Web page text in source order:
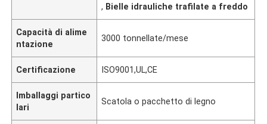
, Bielle idrauliche trafilate a freddo
Capacità di alime
ntazione
3000 tonnellate/mese
Certificazione ISO9001,UL,CE
Imballaggi partico
lari
Scatola o pacchetto di legno